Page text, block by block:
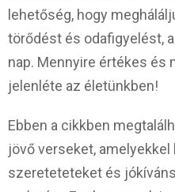
lehetőség, hogy
törődést és odafigyelést,
nap. Mennyire értékes és
jelenléte az életünkben!
Ebben a cikkben
jövő verseket,
szereteteteket és